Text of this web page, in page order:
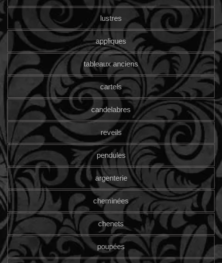
lustres
appliques
tableaux anciens
cartels
candelabres
reveils
pendules
argenterie
cheminées
chenets
poupées